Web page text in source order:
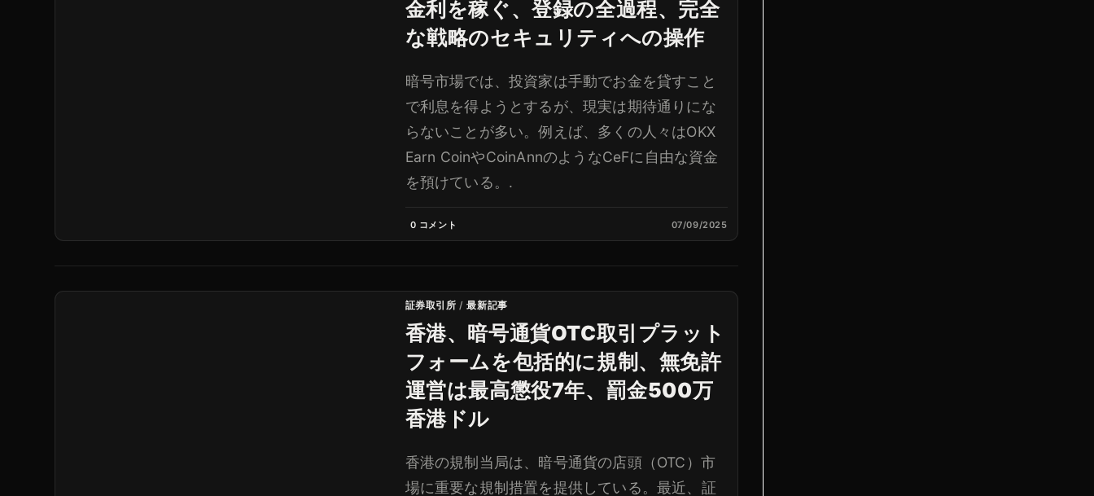
金利を稼ぐ、登録の全過程、完全
な戦略のセキュリティへの操作
暗号市場では、投資家は手動でお金を貸すこと
で利息を得ようとするが、現実は期待通りにな
らないことが多い。例えば、多くの人々はOKX
Earn CoinやCoinAnnのようなCeFに自由な資金
を預けている。.
0 コメント 07/09/2025
証券取引所 /最新記事
香港、暗号通貨OTC取引プラット
フォームを包括的に規制、無免許
運営は最高懲役7年、罰金500万
香港ドル
香港の規制当局は、暗号通貨の店頭（OTC）市
場に重要な規制措置を提供している。最近、証